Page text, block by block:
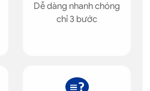
Dễ dàng nhanh chóng
chỉ 3 bước